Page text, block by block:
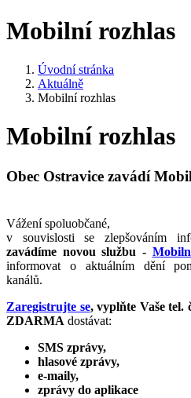
Mobilní rozhlas
Úvodní stránka
Aktuálně
Mobilní rozhlas
Mobilní rozhlas
Obec Ostravice zavádí
Vážení spoluobčané,
v souvislosti se zlepšováním
zavádíme novou službu -
informovat o aktuálním dění
kanálů.
Zaregistrujte se, vyplňte Vaše tel.
ZDARMA dostávat:
SMS zprávy,
hlasové zprávy,
e-maily,
zprávy do aplikace